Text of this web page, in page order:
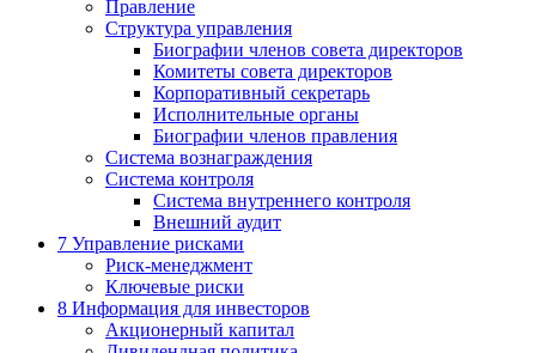
Правление
Структура управления
Биографии членов совета директоров
Комитеты совета директоров
Корпоративный секретарь
Исполнительные органы
Биографии членов правления
Система вознаграждения
Система контроля
Система внутреннего контроля
Внешний аудит
7 Управление рисками
Риск-менеджмент
Ключевые риски
8 Информация для инвесторов
Акционерный капитал